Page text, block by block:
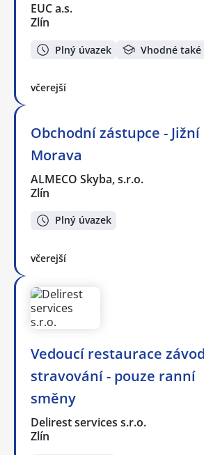
EUC a.s.
Zlín
Plný úvazek Vhodné
včerejší
Obchodní zástupce - Jižní
Morava
ALMECO Skyba, s.r.o.
Zlín
Plný úvazek
včerejší
Vedoucí restaurace
stravování - pouze ranní
směny
Delirest services s.r.o.
Zlín